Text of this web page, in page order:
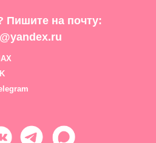
Пишите на почту: